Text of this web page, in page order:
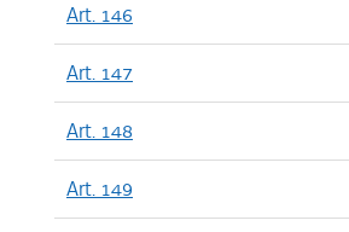
Art. 146
Art. 147
Art. 148
Art. 149